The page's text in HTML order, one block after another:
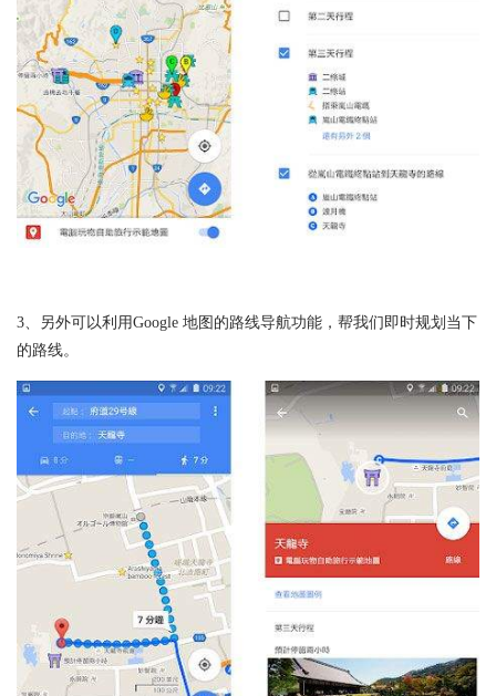
3、另外可以利用Google 地图的路线导航功能，帮我们即时规划当下
的路线。